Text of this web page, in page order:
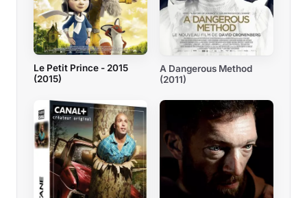
Le Petit Prince - 2015
(2015)
A Dangerous Method
(2011)